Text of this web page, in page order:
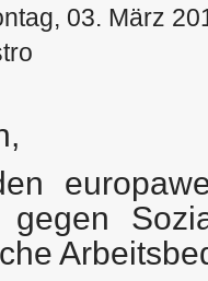
03. März
gegen